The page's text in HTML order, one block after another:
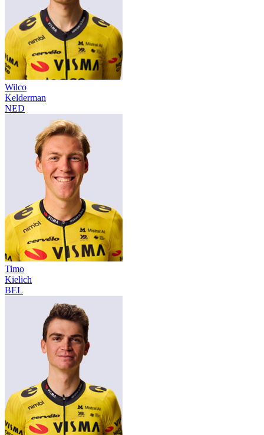
Wilco
Kelderman
NED
Timo
Kielich
BEL